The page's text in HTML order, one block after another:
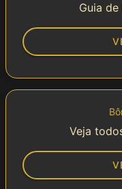
Guia
Veja